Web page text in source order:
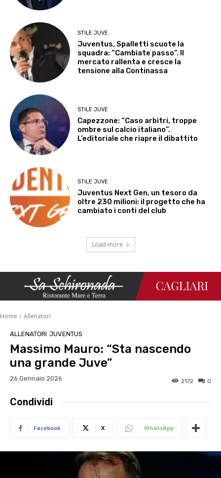
STILE JUVE
Juventus, Spalletti scuote la
squadra: “Cambiate passo”. Il
mercato rallenta e cresce la
tensione alla Continassa
STILE JUVE
Capezzone: “Caso arbitri, troppe
ombre sul calcio italiano”.
L’editoriale che riapre il dibattito
STILE JUVE
Juventus Next Gen, un tesoro da
oltre 230 milioni: il progetto che ha
cambiato i conti del club
Load more